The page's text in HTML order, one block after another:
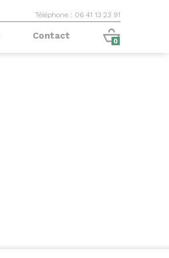
Téléphone : 06 41 13 23 91
Contact 0